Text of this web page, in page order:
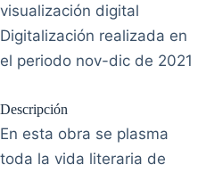
visualización digital
Digitalización realizada en
el periodo nov-dic de 2021
Descripción
En esta obra se plasma
toda la vida literaria de